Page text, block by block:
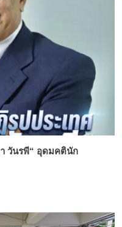
วันรพี“ อุดมคตินัก